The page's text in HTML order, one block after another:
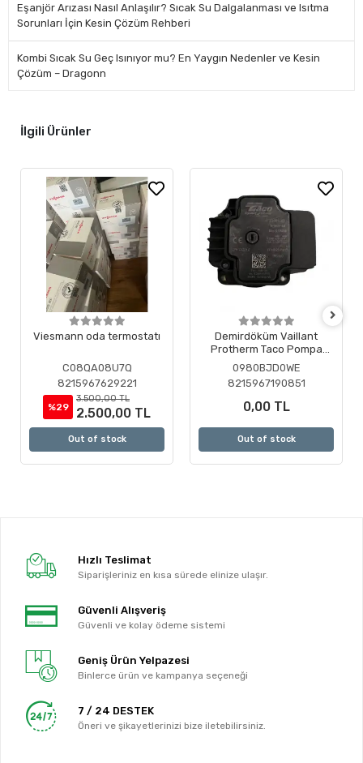
Eşanjör Arızası Nasıl Anlaşılır? Sıcak Su Dalgalanması ve Isıtma
Sorunları İçin Kesin Çözüm Rehberi
Kombi Sıcak Su Geç Isınıyor mu? En Yaygın Nedenler ve Kesin
Çözüm – Dragonn
İlgili Ürünler
Viesmann oda termostatı
C08QA08U7Q
8215967629221
%29
3.500,00 TL
2.500,00 TL
Out of stock
Demirdöküm Vaillant
Protherm Taco Pompa
Motoru ( Revizyonlu )
0980BJD0WE
8215967190851
0,00 TL
Out of stock
Hızlı Teslimat
Siparişleriniz en kısa sürede elinize ulaşır.
Güvenli Alışveriş
Güvenli ve kolay ödeme sistemi
Geniş Ürün Yelpazesi
Binlerce ürün ve kampanya seçeneği
7 / 24 DESTEK
Öneri ve şikayetlerinizi bize iletebilirsiniz.